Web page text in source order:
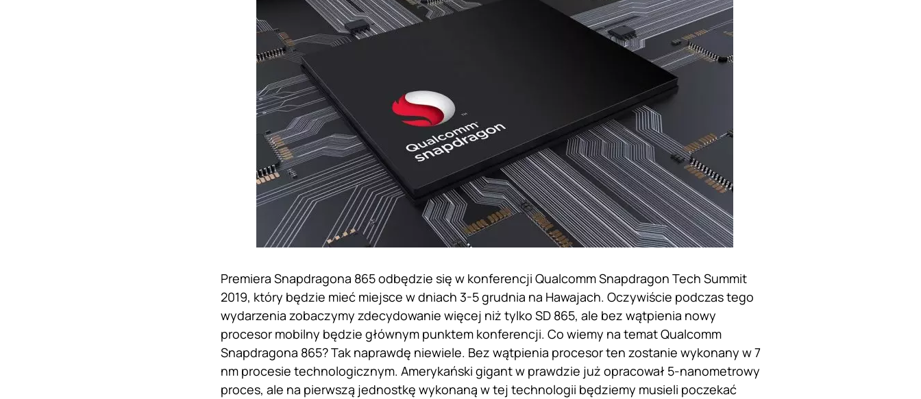
Premiera Snapdragona 865 odbędzie się w konferencji Qualcomm Snapdragon Tech Summit
2019, który będzie mieć miejsce w dniach 3-5 grudnia na Hawajach. Oczywiście podczas tego
wydarzenia zobaczymy zdecydowanie więcej niż tylko SD 865, ale bez wątpienia nowy
procesor mobilny będzie głównym punktem konferencji. Co wiemy na temat Qualcomm
Snapdragona 865? Tak naprawdę niewiele. Bez wątpienia procesor ten zostanie wykonany w 7
nm procesie technologicznym. Amerykański gigant w prawdzie już opracował 5-nanometrowy
proces, ale na pierwszą jednostkę wykonaną w tej technologii będziemy musieli poczekać